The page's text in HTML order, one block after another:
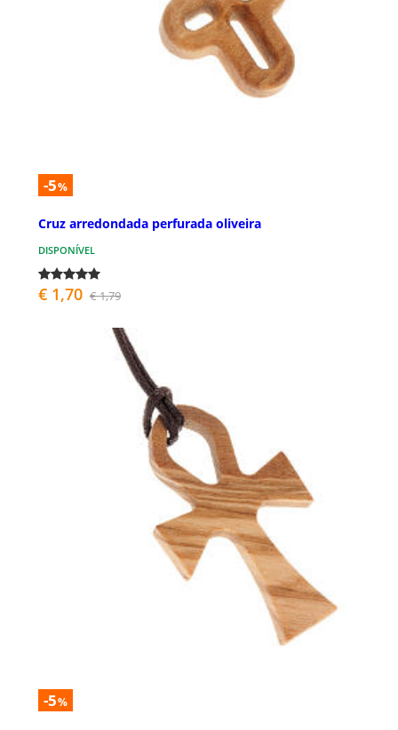
-5%
Cruz arredondada perfurada oliveira
DISPONÍVEL
€ 1,70 € 1,79
-5%